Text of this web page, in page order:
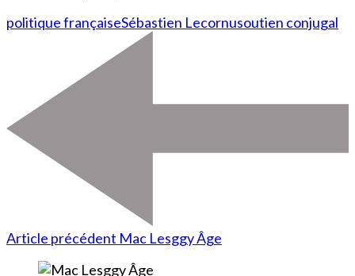
politique françaiseSébastien Lecornusoutien conjugal
Article précédent Mac Lesggy Âge